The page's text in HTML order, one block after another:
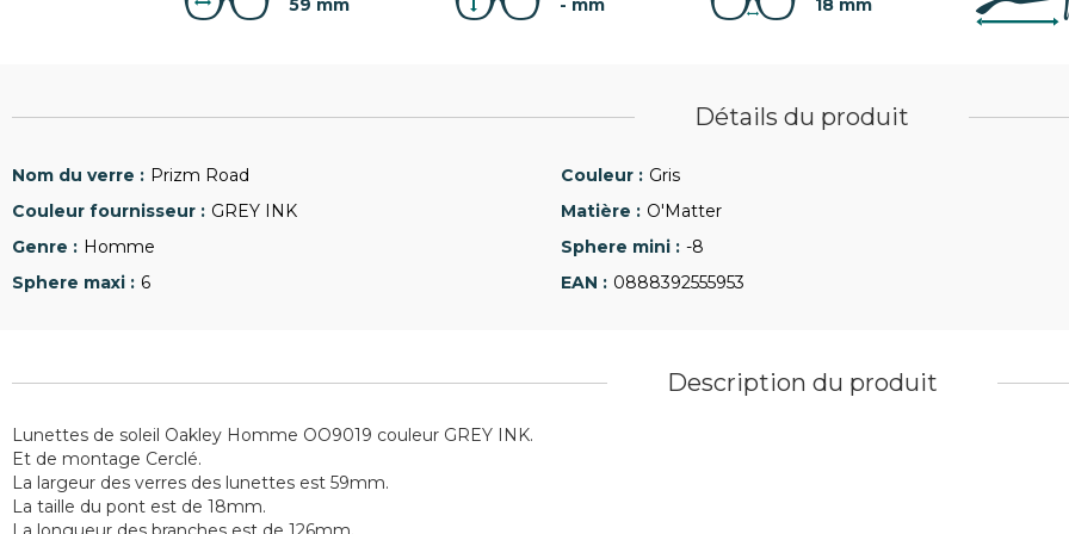
59 mm - mm 18 mm
Détails du produit
Prizm Road
Gris
GREY INK
O'Matter
Homme
-8
6
0888392555953
Description du produit
Lunettes de soleil Oakley Homme OO9019 couleur GREY INK.
Et de montage Cerclé.
La largeur des verres des lunettes est 59mm.
La taille du pont est de 18mm.